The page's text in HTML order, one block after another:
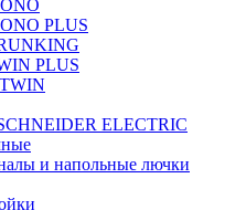
PLUS
PLUS
ELECTRIC
и напольные лючки